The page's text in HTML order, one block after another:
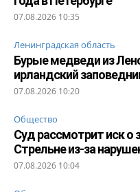
07.08.2026 10:35
Ленинградская область
Бурые медведи из
ирландский
07.08.2026 10:20
Общество
Суд рассмотрит иск о
Стрельне из-за
07.08.2026 10:04